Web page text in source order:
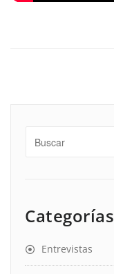
Categorías
Entrevistas